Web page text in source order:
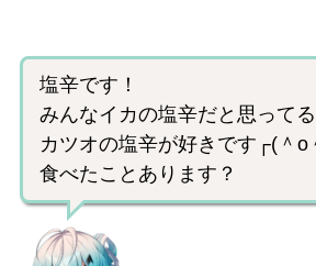
塩辛です！
みんなイカの塩辛だと思ってる
カツオの塩辛が好きです┌(＾o
食べたことあります？